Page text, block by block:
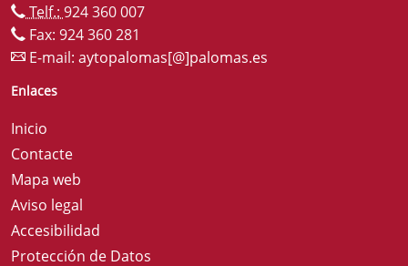
Telf.: 924 360 007
Fax: 924 360 281
E-mail: aytopalomas[@]palomas.es
Enlaces
Inicio
Contacte
Mapa web
Aviso legal
Accesibilidad
Protección de Datos